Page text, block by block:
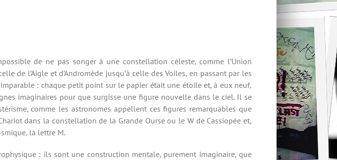
de ne pas songer à une constellation céleste, comme l’Union
de l’Aigle et d’Andromède jusqu’à celle des Voiles, en passant par les
: chaque petit point sur le papier était une étoile et, à eux neuf,
imaginaires pour que surgisse une figure nouvelle dans le ciel. Il se
comme les astronomes appellent ces figures remarquables que
dans la constellation de la Grande Ourse ou le W de Cassiopée et,
la lettre M.
: ils sont une construction mentale, purement imaginaire, que